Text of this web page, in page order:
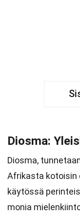
Diosma:
Diosma,
Afrikasta kotoisin
käytössä
monia